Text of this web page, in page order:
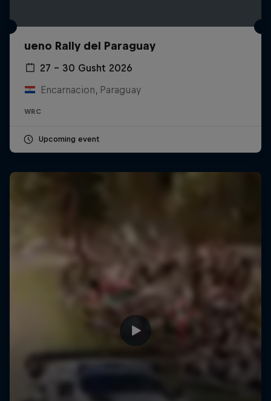
ueno Rally del Paraguay
27 – 30 Gusht 2026
Encarnacion, Paraguay
WRC
Upcoming event